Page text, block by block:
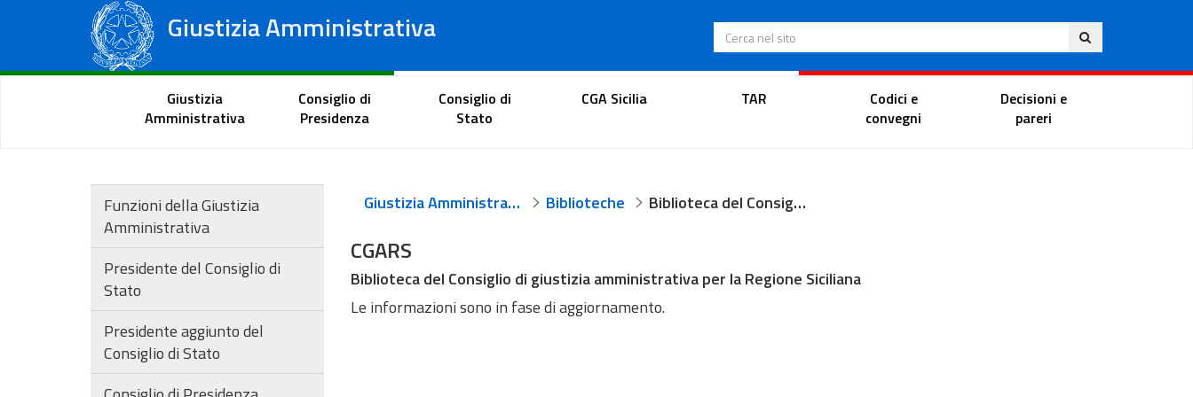
Giustizia Amministrativa
Tribunali Amministrativi Regionali
Ita
Cerca nel sito
Portale del cittadino Portale dell'avvocato Portale del magistrato
Giustizia
Amministrativa
Consiglio di
Presidenza
Consiglio di
Stato
CGA Sicilia TAR
Codici e
convegni
Decisioni e
pareri
Funzioni della Giustizia
Amministrativa
Presidente del Consiglio di
Stato
Presidente aggiunto del
Consiglio di Stato
Giustizia Amministrativa Biblioteche Biblioteca del Consiglio di giustizia amministrativa per la Regione Siciliana
CGARS
Biblioteca del Consiglio di giustizia amministrativa per la Regione Siciliana
Le informazioni sono in fase di aggiornamento.